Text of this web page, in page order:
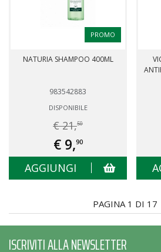
PROMO
NATURIA SHAMPOO 400ML
983542883
DISPONIBILE
€ 21,50
€ 9,90
AGGIUNGI
PAGINA 1 DI 17
ISCRIVITI ALLA NEWSLETTER